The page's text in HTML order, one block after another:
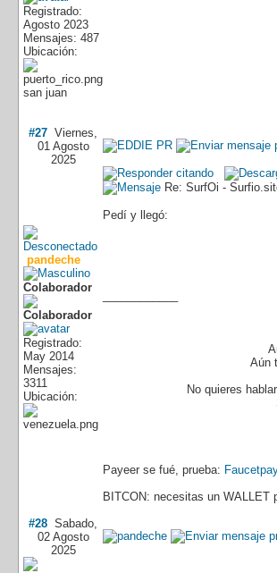
Registrado:
Agosto 2023
Mensajes: 487
Ubicación:
san juan
#27 Viernes,
01 Agosto
2025
pandeche
Colaborador
Registrado:
May 2014
Mensajes:
3311
Ubicación:
Re: SurfOi -
Pedí y llegó:
Aún
No quieres
Payeer se fué, prueba:
BITCON: necesitas un
#28 Sabado,
02 Agosto
2025